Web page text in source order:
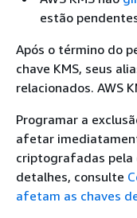
estão
Após o término do
chave KMS, seus
relacionados. AWS
Programar a
afetar
criptografadas pela
detalhes, consulte
afetam as chaves